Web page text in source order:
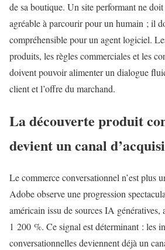
de sa boutique. Un site performant ne
agréable à parcourir pour un humain ; il
compréhensible pour un agent logiciel.
produits, les règles commerciales et les
doivent pouvoir alimenter un dialogue
client et l’offre du marchand.
La découverte produit
devient un canal
Le commerce conversationnel n’est plus
Adobe observe une progression
américain issu de sources IA génératives,
1 200 %. Ce signal est déterminant : les
conversationnelles deviennent déjà un